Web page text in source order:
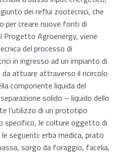
dei reflui zootecnici, che
per creare nuove fonti di
Progetto Agroenergy, viene
del processo di
in ingresso ad un impianto di
da attuare attraverso il ricircolo
componente liquida del
solido – liquido dello
l’utilizzo di un prototipo
specifico, le colture oggetto di
seguenti: erba medica, prato
sorgo da foraggio, facelia,